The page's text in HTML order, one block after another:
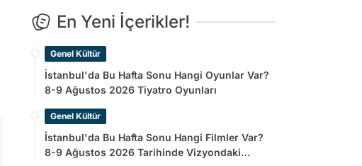
En Yeni İçerikler!
Genel Kültür
İstanbul'da Bu Hafta Sonu Hangi Oyunlar Var?
8-9 Ağustos 2026 Tiyatro Oyunları
Genel Kültür
İstanbul'da Bu Hafta Sonu Hangi Filmler Var?
8-9 Ağustos 2026 Tarihinde Vizyondaki